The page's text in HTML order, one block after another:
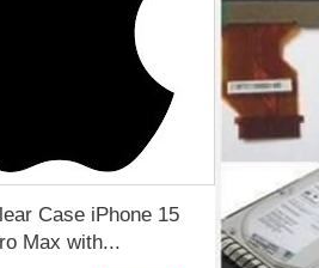
Case iPhone 15
Max with...